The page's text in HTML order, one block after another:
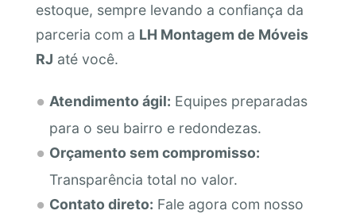
estoque, sempre levando a confiança da
parceria com a LH Montagem de Móveis
RJ até você.
Atendimento ágil: Equipes preparadas
para o seu bairro e redondezas.
Orçamento sem compromisso:
Transparência total no valor.
Contato direto: Fale agora com nosso